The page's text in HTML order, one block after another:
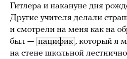
Гитлера и накануне дня
Другие учителя делали
и смотрели на меня как на
был — пацифик , который я
на стене школьной